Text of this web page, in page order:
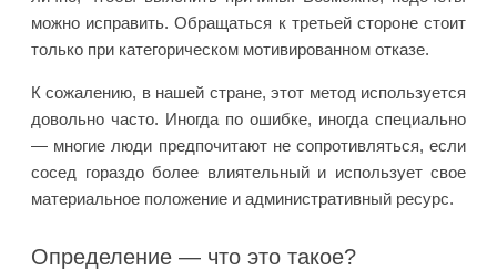
можно исправить. Обращаться к третьей стороне стоит
только при категорическом мотивированном отказе.
К сожалению, в нашей стране, этот метод используется
довольно часто. Иногда по ошибке, иногда специально
— многие люди предпочитают не сопротивляться, если
сосед гораздо более влиятельный и использует свое
материальное положение и административный ресурс.
Определение — что это такое?